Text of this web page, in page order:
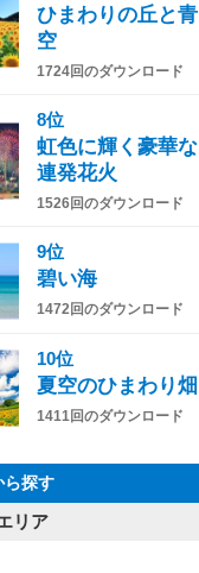
ひまわりの丘と青
空
1724回のダウンロード
8位
虹色に輝く豪華な
連発花火
1526回のダウンロード
9位
碧い海
1472回のダウンロード
10位
夏空のひまわり畑
1411回のダウンロード
ら探す
リア